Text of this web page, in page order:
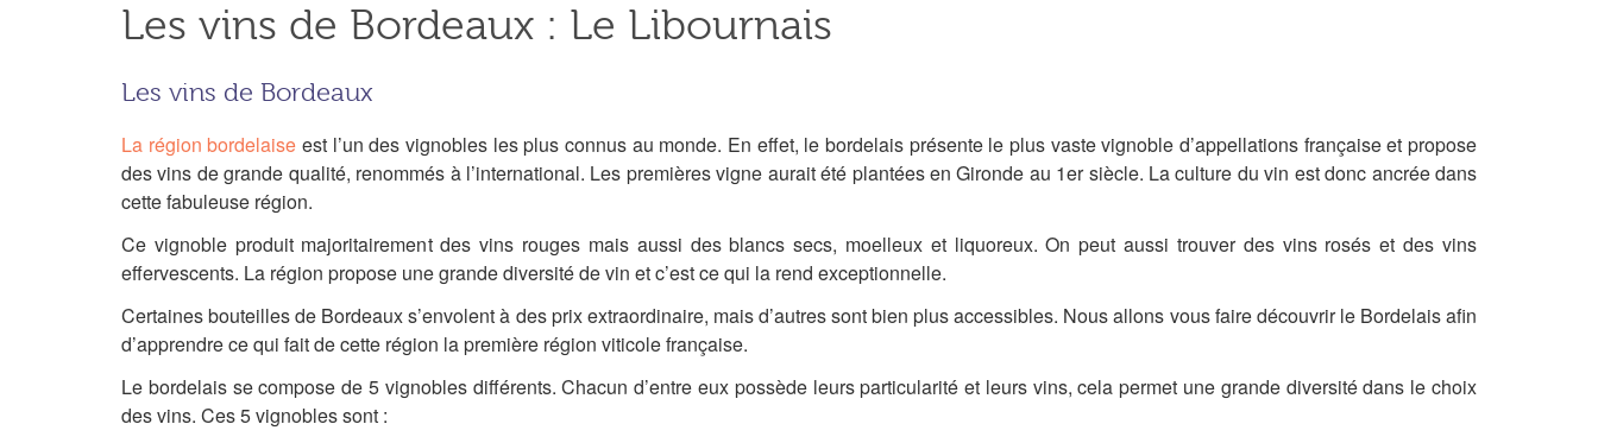
Les vins de Bordeaux : Le Libournais
Les vins de Bordeaux
La région bordelaise est l’un des vignobles les plus connus au monde. En effet, le bordelais présente le plus vaste vignoble d’appellations française et propose
des vins de grande qualité, renommés à l’international. Les premières vigne aurait été plantées en Gironde au 1er siècle. La culture du vin est donc ancrée dans
cette fabuleuse région.
Ce vignoble produit majoritairement des vins rouges mais aussi des blancs secs, moelleux et liquoreux. On peut aussi trouver des vins rosés et des vins
effervescents. La région propose une grande diversité de vin et c’est ce qui la rend exceptionnelle.
Certaines bouteilles de Bordeaux s’envolent à des prix extraordinaire, mais d’autres sont bien plus accessibles. Nous allons vous faire découvrir le Bordelais afin
d’apprendre ce qui fait de cette région la première région viticole française.
Le bordelais se compose de 5 vignobles différents. Chacun d’entre eux possède leurs particularité et leurs vins, cela permet une grande diversité dans le choix
des vins. Ces 5 vignobles sont :